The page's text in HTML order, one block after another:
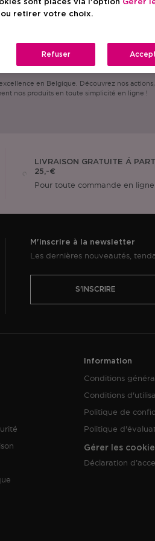
en Belgique. Découvrez nos
nos produits en toute simplicité en ligne !
LIVRAISON GRATUITE Á
25,-€
Pour toute commande en ligne
M'inscrire à la newsletter
Les dernières nouveautés,
S'INSCRIRE
Information
Conditions
Conditions
Politique de
Politique
Gérer les
Déclaration
sont placés via l'option Gérer
ou retirer votre choix.
Refuser